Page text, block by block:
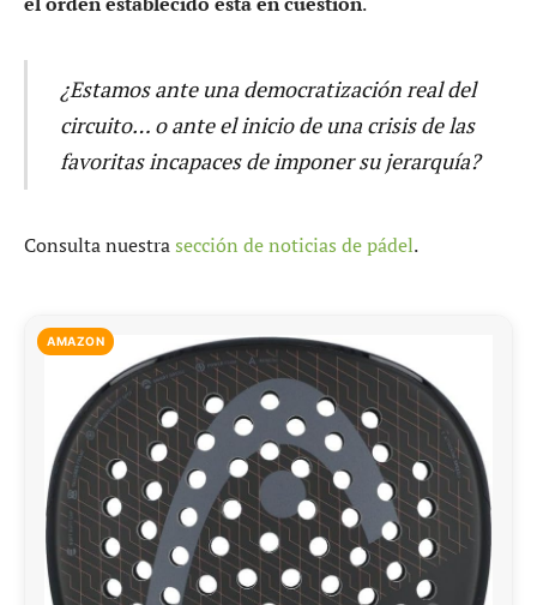
¿Estamos ante una democratización real del
circuito… o ante el inicio de una crisis de las
favoritas incapaces de imponer su jerarquía?
Consulta nuestrasección de noticias de pádel.
AMAZON